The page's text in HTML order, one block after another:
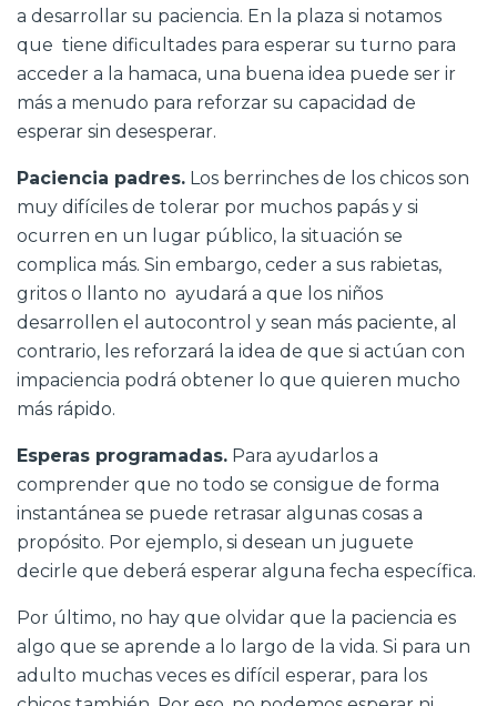
a desarrollar su paciencia. En la plaza si notamos
que tiene dificultades para esperar su turno para
acceder a la hamaca, una buena idea puede ser ir
más a menudo para reforzar su capacidad de
esperar sin desesperar.
Paciencia padres. Los berrinches de los chicos son
muy difíciles de tolerar por muchos papás y si
ocurren en un lugar público, la situación se
complica más. Sin embargo, ceder a sus rabietas,
gritos o llanto no ayudará a que los niños
desarrollen el autocontrol y sean más paciente, al
contrario, les reforzará la idea de que si actúan con
impaciencia podrá obtener lo que quieren mucho
más rápido.
Esperas programadas. Para ayudarlos a
comprender que no todo se consigue de forma
instantánea se puede retrasar algunas cosas a
propósito. Por ejemplo, si desean un juguete
decirle que deberá esperar alguna fecha específica.
Por último, no hay que olvidar que la paciencia es
algo que se aprende a lo largo de la vida. Si para un
adulto muchas veces es difícil esperar, para los